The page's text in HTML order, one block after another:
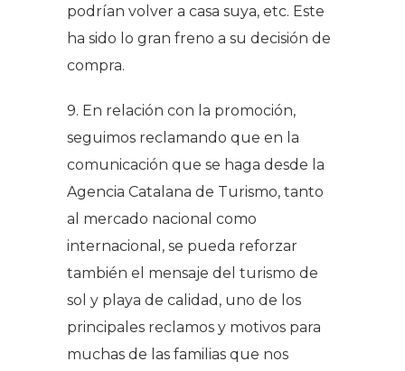
podrían volver a casa suya, etc. Este
ha sido lo gran freno a su decisión de
compra.
9. En relación con la promoción,
seguimos reclamando que en la
comunicación que se haga desde la
Agencia Catalana de Turismo, tanto
al mercado nacional como
internacional, se pueda reforzar
también el mensaje del turismo de
sol y playa de calidad, uno de los
principales reclamos y motivos para
muchas de las familias que nos